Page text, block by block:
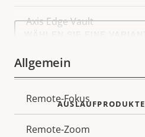
Axis Edge Vault
Allgemein
Eigentumsbeschreibung
Remote-Fokus
Remote-Zoom
Select
variant: